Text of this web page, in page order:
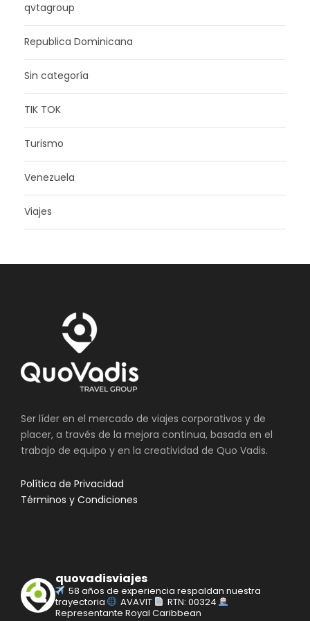
qvtagroup
Republica Dominicana
Sin categoría
TIK TOK
Turismo
Venezuela
Viajes
Ser líder en el mercado de viajes corporativos y de
placer, a través de la mejora continua, basada en el
trabajo de equipo y en la creatividad de Quo Vadis.
Política de Privacidad
Términos y Condiciones
quovadisviajes
58 años de experiencia respaldan nuestra
trayectoria
AVAVIT
RTN: 00324
Representante Royal Caribbean